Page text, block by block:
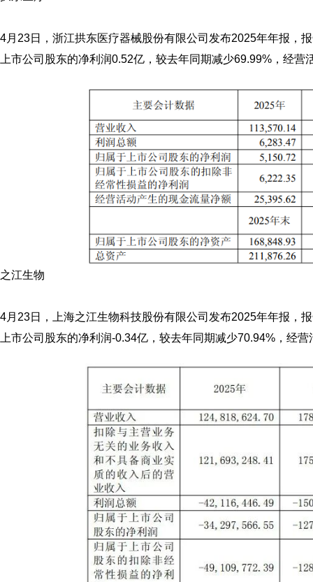
4月23日，浙江拱东医疗器械股份有限公司发布2025年年报，
上市公司股东的净利润0.52亿，较去年同期减少69.99%，经
之江生物
4月23日，上海之江生物科技股份有限公司发布2025年年报，
上市公司股东的净利润-0.34亿，较去年同期减少70.94%，经